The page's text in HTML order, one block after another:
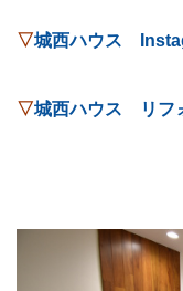
▽城西ハウス
▽城西ハウス リフ